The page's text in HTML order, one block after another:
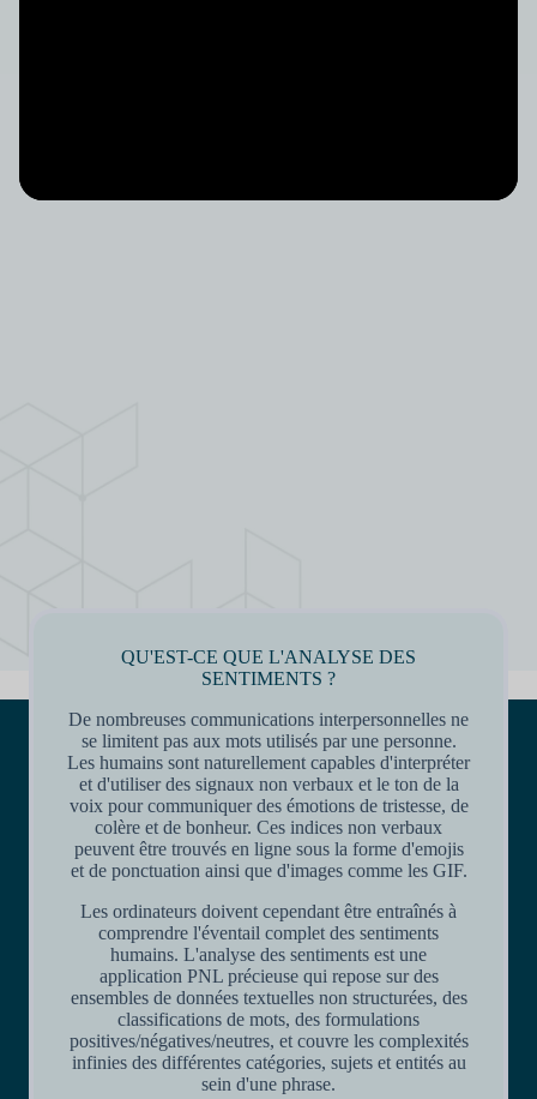
QU'EST-CE QUE L'ANALYSE DES
SENTIMENTS ?
De nombreuses communications interpersonnelles ne
se limitent pas aux mots utilisés par une personne.
Les humains sont naturellement capables d'interpréter
et d'utiliser des signaux non verbaux et le ton de la
voix pour communiquer des émotions de tristesse, de
colère et de bonheur. Ces indices non verbaux
peuvent être trouvés en ligne sous la forme d'emojis
et de ponctuation ainsi que d'images comme les GIF.
Les ordinateurs doivent cependant être entraînés à
comprendre l'éventail complet des sentiments
humains. L'analyse des sentiments est une
application PNL précieuse qui repose sur des
ensembles de données textuelles non structurées, des
classifications de mots, des formulations
positives/négatives/neutres, et couvre les complexités
infinies des différentes catégories, sujets et entités au
sein d'une phrase.